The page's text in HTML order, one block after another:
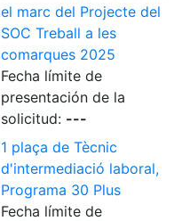
el marc del Projecte del
SOC Treball a les
comarques 2025
Fecha límite de
presentación de la
solicitud: ---
1 plaça de Tècnic
d'intermediació laboral,
Programa 30 Plus
Fecha límite de